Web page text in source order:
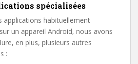
spécialisées
applications habituellement
un appareil Android, nous avons
en plus, plusieurs autres
: